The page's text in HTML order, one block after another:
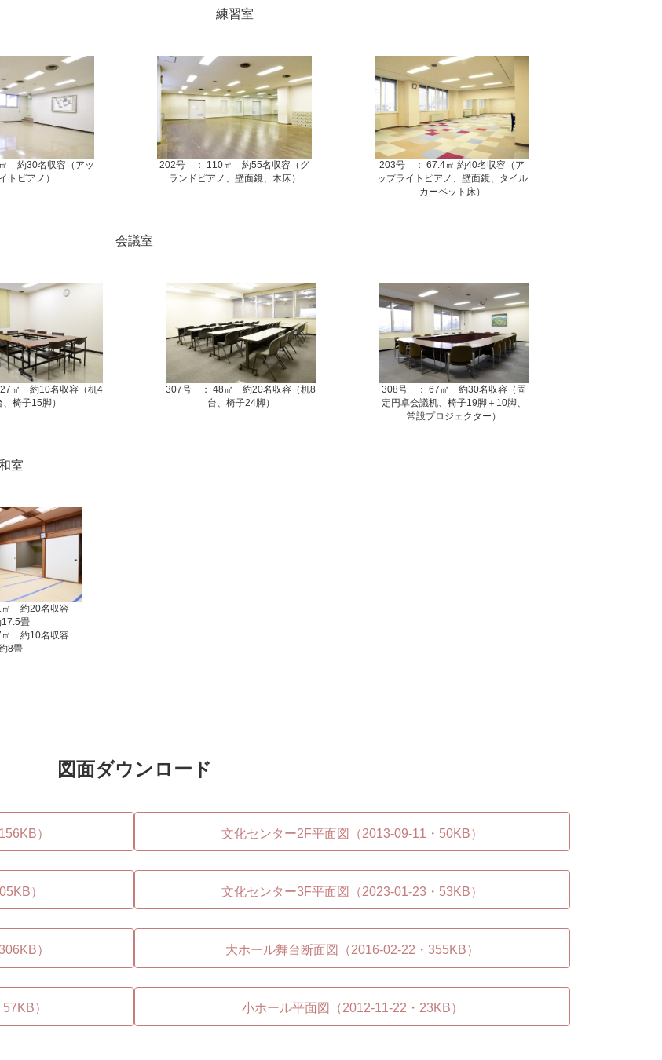
練習室
約30名収容（アッ
トピアノ）
202号 ： 110㎡ 約55名収容（グ
ランドピアノ、壁面鏡、木床）
203号 ： 67.4㎡ 約40名収容（ア
ップライトピアノ、壁面鏡、タイル
カーペット床）
会議室
㎡ 約10名収容（机4
、椅子15脚）
307号 ： 48㎡ 約20名収容（机8
台、椅子24脚）
308号 ： 67㎡ 約30名収容（固
定円卓会議机、椅子19脚＋10脚、
常設プロジェクター）
室
約20名収容
畳
約10名収容
8畳
図面ダウンロード
）
）
）
）
文化センター2F平面図（2013-09-11・50KB）
文化センター3F平面図（2023-01-23・53KB）
大ホール舞台断面図（2016-02-22・355KB）
小ホール平面図（2012-11-22・23KB）